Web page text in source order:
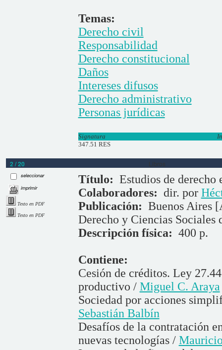
Temas:
Derecho civil
Responsabilidad
Derecho constitucional
Daños
Intereses difusos
Derecho administrativo
Personas jurídicas
Signatura
347.51 RES
2 / 20 Libros
seleccionar
imprimir
Texto en PDF
Texto en PDF
Título: Estudios de derecho
Colaboradores: dir. por
Publicación: Buenos Aires
Derecho y Ciencias Sociales
Descripción física: 400 p.
Contiene:
Cesión de créditos. Ley
productivo / Miguel C. Araya
Sociedad por acciones
Sebastián Balbín
Desafíos de la contratación
nuevas tecnologías /